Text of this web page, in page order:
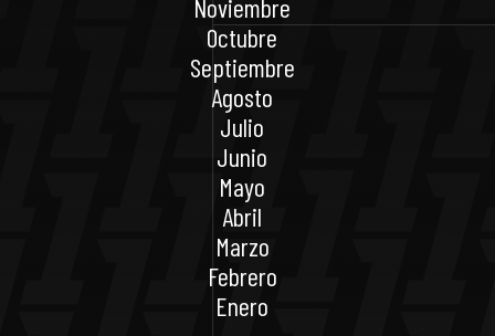
Noviembre
Octubre
Septiembre
Agosto
Julio
Junio
Mayo
Abril
Marzo
Febrero
Enero